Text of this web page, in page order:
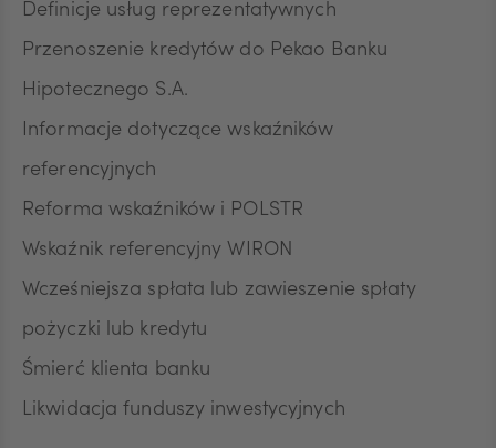
Definicje usług reprezentatywnych
Przenoszenie kredytów do Pekao Banku
Hipotecznego S.A.
Informacje dotyczące wskaźników
referencyjnych
Reforma wskaźników i POLSTR
Wskaźnik referencyjny WIRON
Wcześniejsza spłata lub zawieszenie spłaty
pożyczki lub kredytu
Śmierć klienta banku
Likwidacja funduszy inwestycyjnych